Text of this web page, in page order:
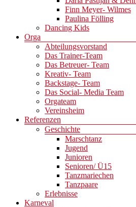
Finn Meyer- Wilmes
Paulina Fölling
Dancing Kids
Orga
Abteilungsvorstand
Das Trainer-Team
Das Betreuer- Team
Kreativ- Team
Backstage- Team
Das Social- Media Team
Orgateam
Vereinsheim
Referenzen
Geschichte
Marschtanz
Jugend
Junioren
Senioren/ Ü15
Tanzmariechen
Tanzpaare
Erlebnisse
Karneval